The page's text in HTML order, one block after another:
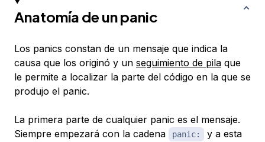
Anatomía de un panic
Los panics constan de un mensaje que indica la
causa que los originó y un seguimiento de pila que
le permite a localizar la parte del código en la que se
produjo el panic.
La primera parte de cualquier panic es el mensaje.
Siempre empezará con la cadena
panic:
y a esta